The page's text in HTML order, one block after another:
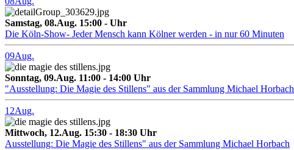
Samstag, 08.Aug. 15:00 - Uhr
Die Köln-Show- Jeder Mensch kann Kölner werden - in nur 60 Minuten
09Aug.
Sonntag, 09.Aug. 11:00 - 14:00 Uhr
"Ausstellung: Die Magie des Stillens" aus der Sammlung Michael Horbach
12Aug.
Mittwoch, 12.Aug. 15:30 - 18:30 Uhr
Ausstellung: Die Magie des Stillens" aus der Sammlung Michael Horbach